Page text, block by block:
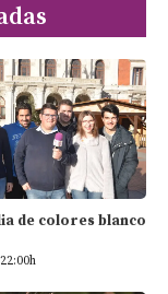
de colores blanco